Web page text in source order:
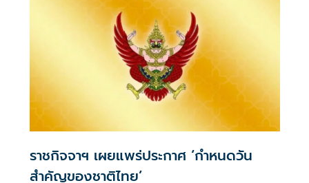
ราชกิจจาฯ เผยแพร่ประกาศ ‘กำหนดวัน
สำคัญของชาติไทย’